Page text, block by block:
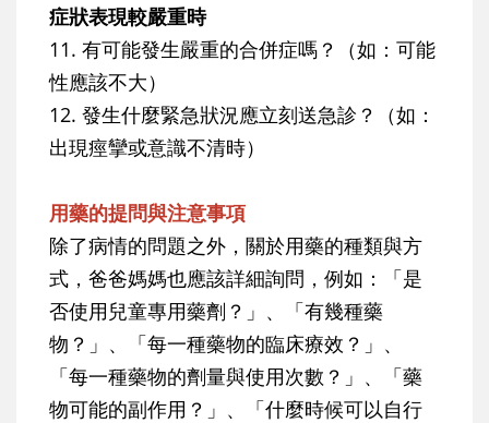
症狀表現較嚴重時
11. 有可能發生嚴重的合併症嗎？（如：可能
性應該不大）
12. 發生什麼緊急狀況應立刻送急診？（如：
出現痙攣或意識不清時）
用藥的提問與注意事項
除了病情的問題之外，關於用藥的種類與方
式，爸爸媽媽也應該詳細詢問，例如：「是
否使用兒童專用藥劑？」、「有幾種藥
物？」、「每一種藥物的臨床療效？」、
「每一種藥物的劑量與使用次數？」、「藥
物可能的副作用？」、「什麼時候可以自行